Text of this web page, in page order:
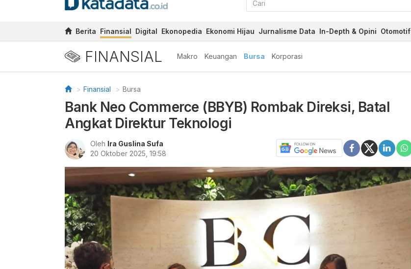
Berita Finansial Digital Ekonopedia Ekonomi Hijau Jurnalisme Data In-Depth & Opini Otomotif
FINANSIAL Makro Keuangan Bursa Korporasi
Finansial Bursa
Bank Neo Commerce (BBYB) Rombak Direksi, Batal
Angkat Direktur Teknologi
Oleh Ira Guslina Sufa
20 Oktober 2025, 19:58